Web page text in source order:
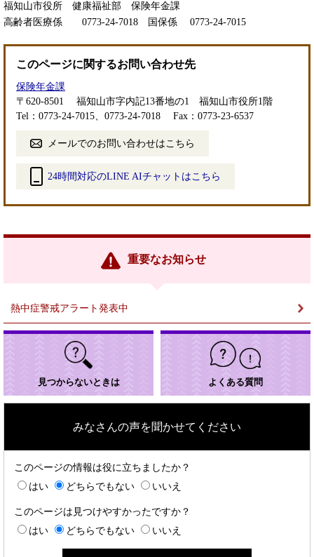
福知山市役所 健康福祉部 保険年金課
高齢者医療係 0773-24-7018 国保係 0773-24-7015
このページに関するお問い合わせ先
保険年金課
〒620-8501
福知山市字内記13番地の1 福知山市役所1階
Tel：0773-24-7015、0773-24-7018
Fax：0773-23-6537
メールでのお問い合わせはこちら
24時間対応のLINE AIチャットはこちら
リ
重要なお知らせ
熱中症警戒アラート発表中
見つからないときは よくある質問
みなさんの声を聞かせてください
このページの情報は役に立ちましたか？
はい
どちらでもない いいえ
このページは見つけやすかったですか？
はい
どちらでもない いいえ